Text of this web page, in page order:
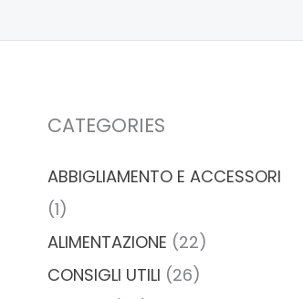
CATEGORIES
ABBIGLIAMENTO E ACCESSORI
(1)
ALIMENTAZIONE (22)
CONSIGLI UTILI (26)